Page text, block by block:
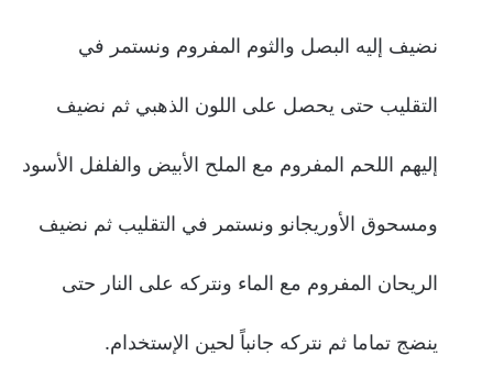
نضيف إليه البصل والثوم المفروم ونستمر في
التقليب حتى يحصل على اللون الذهبي ثم نضيف
إليهم اللحم المفروم مع الملح الأبيض والفلفل الأسود
ومسحوق الأوريجانو ونستمر في التقليب ثم نضيف
الريحان المفروم مع الماء ونتركه على النار حتى
ينضج تماما ثم نتركه جانباً لحين الإستخدام.